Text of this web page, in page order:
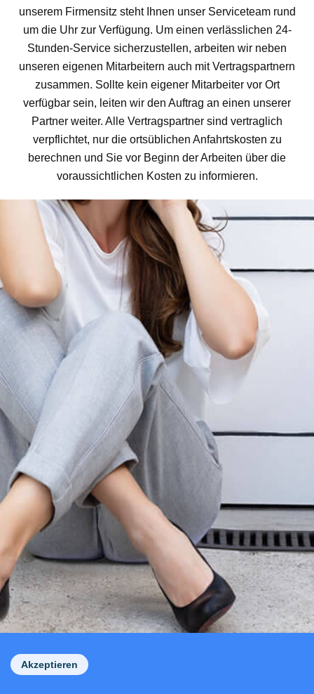
unserem Firmensitz steht Ihnen unser Serviceteam rund
um die Uhr zur Verfügung. Um einen verlässlichen 24-
Stunden-Service sicherzustellen, arbeiten wir neben
unseren eigenen Mitarbeitern auch mit Vertragspartnern
zusammen. Sollte kein eigener Mitarbeiter vor Ort
verfügbar sein, leiten wir den Auftrag an einen unserer
Partner weiter. Alle Vertragspartner sind vertraglich
verpflichtet, nur die ortsüblichen Anfahrtskosten zu
berechnen und Sie vor Beginn der Arbeiten über die
voraussichtlichen Kosten zu informieren.
Akzeptieren